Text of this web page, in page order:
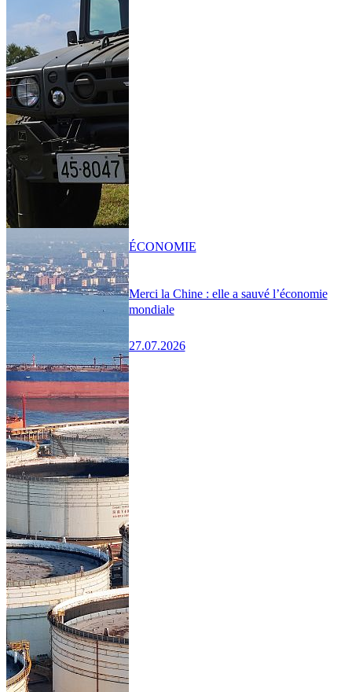
Merci la Chine : elle a sauvé l’économie
mondiale
27.07.2026
ÉCONOMIE